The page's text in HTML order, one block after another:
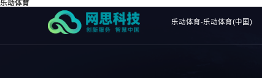
乐动体育
乐动体育-乐动体育(中国)